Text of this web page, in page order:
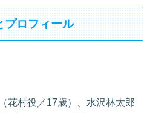
プロフィール
花村役／17歳）、水沢林太郎